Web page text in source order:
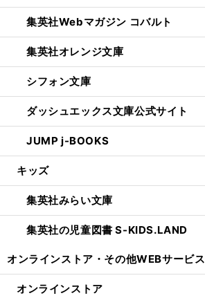
集英社Webマガジン コバルト
集英社オレンジ文庫
シフォン文庫
ダッシュエックス文庫公式サイト
JUMP j-BOOKS
キッズ
集英社みらい文庫
集英社の児童図書 S-KIDS.LAND
オンラインストア・ その他WEBサービス
オンラインストア